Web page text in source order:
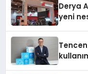
Derya
yeni